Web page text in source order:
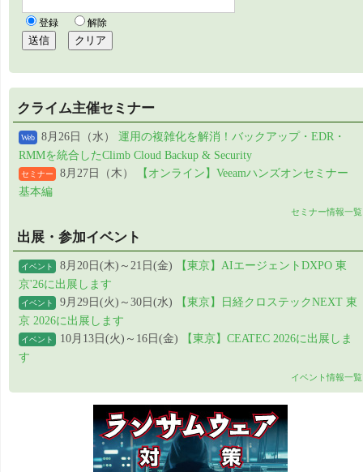
クライム主催セミナー
Web 8月26日（水） 運用の複雑化を解消！バックアップ・EDR・
RMMを統合したClimb Cloud Backup & Security
セミナー 8月27日（木）
【オンライン】Veeamハンズオンセミナー
基本編
セミナー情報一覧
出展・参加イベント
イベント 8月20日(木)～21日(金)
【東京】AIエージェントDXPO 東
京'26に出展します
イベント 9月29日(火)～30日(水)
【東京】日経クロステックNEXT 東
京 2026に出展します
イベント 10月13日(火)～16日(金)
【東京】CEATEC 2026に出展しま
す
イベント情報一覧